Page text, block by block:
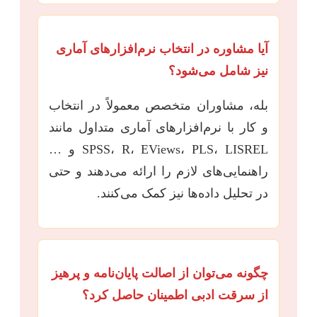
آیا مشاوره در انتخاب نرم‌افزارهای آماری
نیز شامل می‌شود؟
بله، مشاوران متخصص معمولاً در انتخاب
و کار با نرم‌افزارهای آماری متداول مانند
SPSS، R، EViews، PLS، LISREL و …
راهنمایی‌های لازم را ارائه می‌دهند و حتی
در تحلیل داده‌ها نیز کمک می‌کنند.
چگونه می‌توان از اصالت پایان‌نامه و پرهیز
از سرقت ادبی اطمینان حاصل کرد؟